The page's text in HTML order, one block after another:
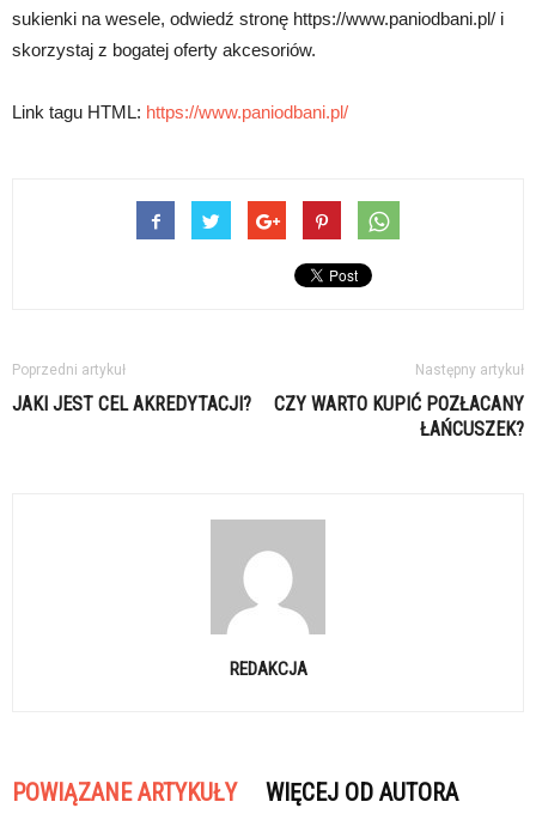
sukienki na wesele, odwiedź stronę https://www.paniodbani.pl/ i
skorzystaj z bogatej oferty akcesoriów.
Link tagu HTML: https://www.paniodbani.pl/
Poprzedni artykuł
JAKI JEST CEL AKREDYTACJI?
Następny artykuł
CZY WARTO KUPIĆ POZŁACANY
ŁAŃCUSZEK?
REDAKCJA
POWIĄZANE ARTYKUŁY WIĘCEJ OD AUTORA